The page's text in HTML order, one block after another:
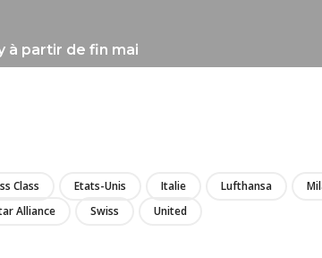
à partir de fin mai
Class Etats-Unis Italie Lufthansa
Alliance Swiss United